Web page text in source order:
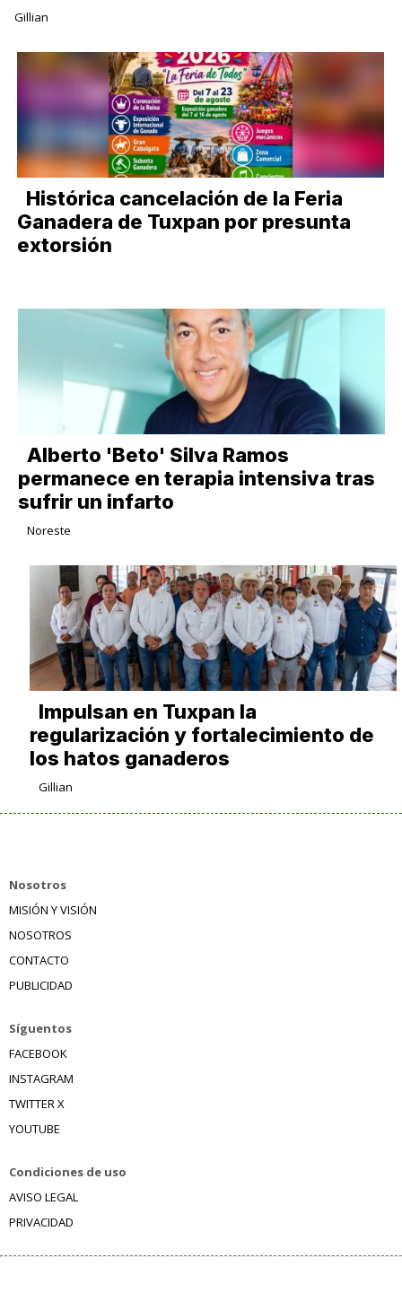
Gillian
Histórica cancelación de la Feria
Ganadera de Tuxpan por presunta
extorsión
Alberto 'Beto' Silva Ramos
permanece en terapia intensiva tras
sufrir un infarto
Noreste
Impulsan en Tuxpan la
regularización y fortalecimiento de
los hatos ganaderos
Gillian
Nosotros
MISIÓN Y VISIÓN
NOSOTROS
CONTACTO
PUBLICIDAD
Síguentos
FACEBOOK
INSTAGRAM
TWITTER X
YOUTUBE
Condiciones de uso
AVISO LEGAL
PRIVACIDAD